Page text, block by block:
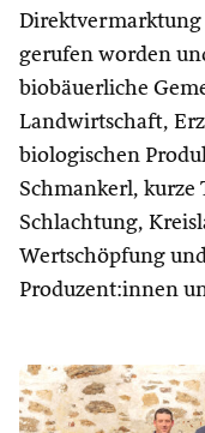
Direktvermarktung
gerufen worden
biobäuerliche
Landwirtschaft,
biologischen
Schmankerl, kurze
Schlachtung,
Wertschöpfung
Produzent:innen